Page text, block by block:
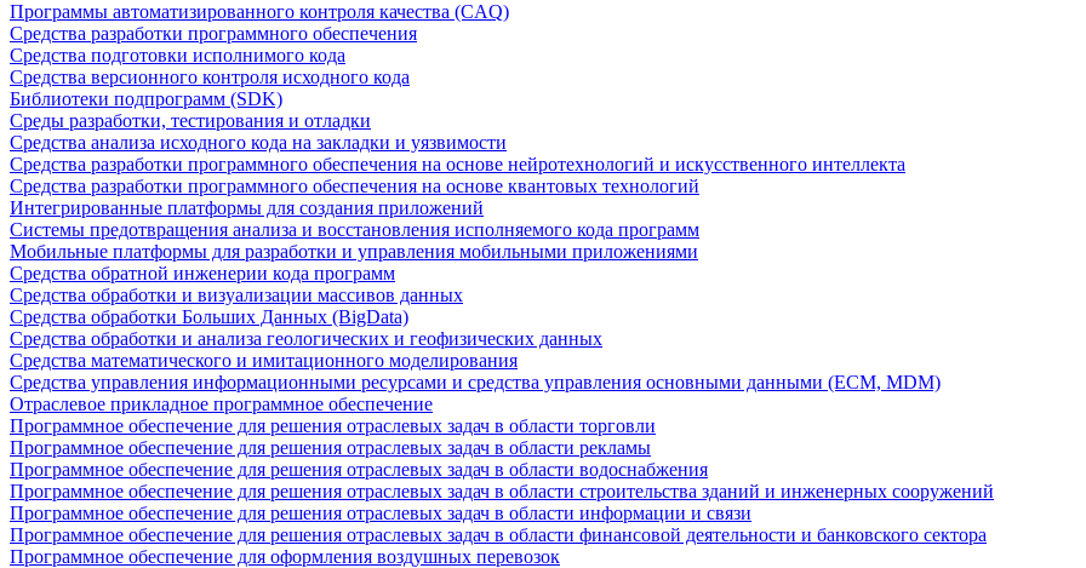
Программы автоматизированного контроля качества (CAQ)
Средства разработки программного обеспечения
Средства подготовки исполнимого кода
Средства версионного контроля исходного кода
Библиотеки подпрограмм (SDK)
Среды разработки, тестирования и отладки
Средства анализа исходного кода на закладки и уязвимости
Средства разработки программного обеспечения на основе нейротехнологий и искусственного интеллекта
Средства разработки программного обеспечения на основе квантовых технологий
Интегрированные платформы для создания приложений
Системы предотвращения анализа и восстановления исполняемого кода программ
Мобильные платформы для разработки и управления мобильными приложениями
Средства обратной инженерии кода программ
Средства обработки и визуализации массивов данных
Средства обработки Больших Данных (BigData)
Средства обработки и анализа геологических и геофизических данных
Средства математического и имитационного моделирования
Средства управления информационными ресурсами и средства управления основными данными (ECM, MDM)
Отраслевое прикладное программное обеспечение
Программное обеспечение для решения отраслевых задач в области торговли
Программное обеспечение для решения отраслевых задач в области рекламы
Программное обеспечение для решения отраслевых задач в области водоснабжения
Программное обеспечение для решения отраслевых задач в области строительства зданий и инженерных сооружений
Программное обеспечение для решения отраслевых задач в области информации и связи
Программное обеспечение для решения отраслевых задач в области финансовой деятельности и банковского сектора
Программное обеспечение для оформления воздушных перевозок